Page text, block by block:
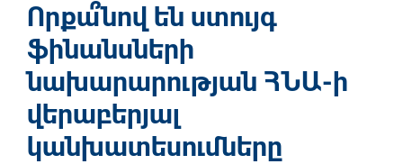
Որքա՞նով են ստույգ
ֆինանսների
նախարարության ՀՆԱ-ի
վերաբերյալ
կանխատեսումները